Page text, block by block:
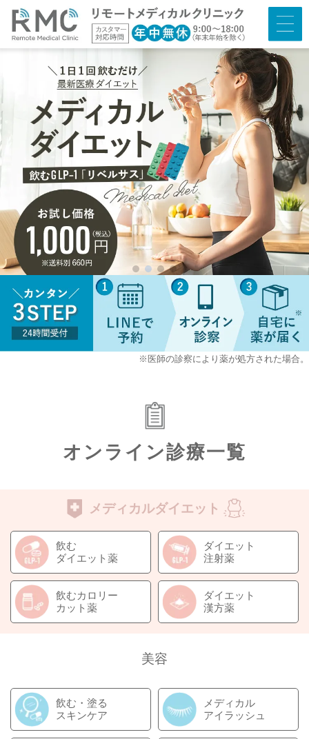
※医師の診察により薬が処方された場合。
オンライン診療一覧
メディカルダイエット
飲む
ダイエット薬
ダイエット
注射薬
飲むカロリー
カット薬
ダイエット
漢方薬
美容
飲む・塗る
スキンケア
メディカル
アイラッシュ